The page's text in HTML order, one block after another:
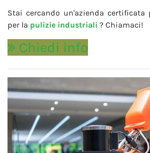
Stai cercando un'azienda certificata
per la pulizie industriali ? Chiamaci!
Chiedi info